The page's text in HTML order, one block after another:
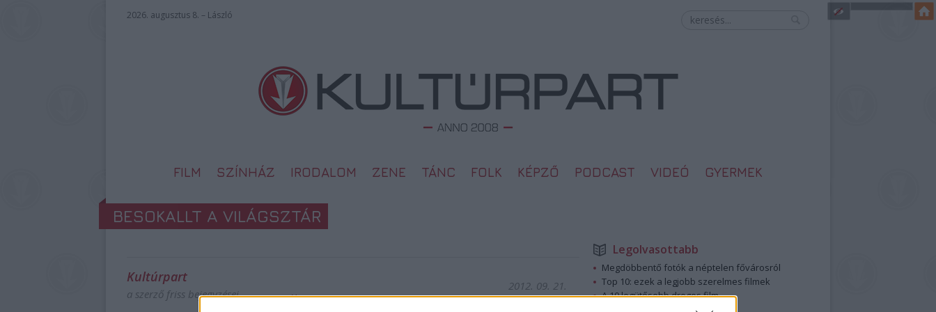
2026. augusztus 8. – László
FILM SZÍNHÁZ IRODALOM ZENE TÁNC FOLK KÉPZŐ PODCAST VIDEÓ GYERMEK
BESOKALLT A VILÁGSZTÁR
Kultúrpart
a szerző friss bejegyzései
2012. 09. 21.
Legolvasottabb
Megdöbbentő fotók a néptelen fővárosról
Top 10: ezek a legjobb szerelmes filmek
A 10 legütősebb drogos film
Megjöttek a meztelen hősnők